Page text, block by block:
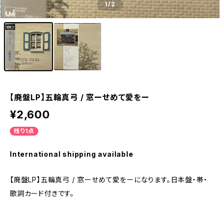
1/2
【廃盤LP】五輪真弓 / 窓ーせめて愛をー
¥2,600
残り1点
International shipping available
【廃盤LP】五輪真弓 / 窓ーせめて愛をーになります。日本盤・帯・
歌詞カード付きです。